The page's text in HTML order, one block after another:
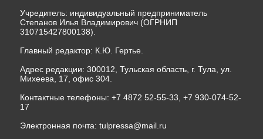
Учредитель: индивидуальный предприниматель
Степанов Илья Владимирович (ОГРНИП
310715427800138).
Главный редактор: К.Ю. Гертье.
Адрес редакции: 300012, Тульская область, г. Тула, ул.
Михеева, 17, офис 304.
Контактные телефоны: +7 4872 52-55-33, +7 930-074-52-
17
Электронная почта: tulpressa@mail.ru